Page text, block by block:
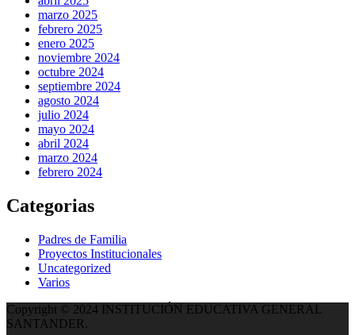
marzo 2025
febrero 2025
enero 2025
noviembre 2024
octubre 2024
septiembre 2024
agosto 2024
julio 2024
mayo 2024
abril 2024
marzo 2024
febrero 2024
Categorias
Padres de Familia
Proyectos Institucionales
Uncategorized
Varios
Copyright © 2024 INSTITUCIÓN EDUCATIVA GENERAL
SANTANDER.